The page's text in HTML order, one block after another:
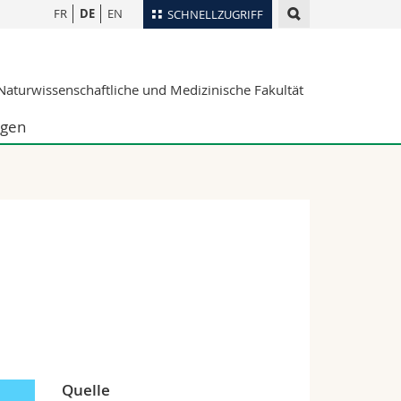
SCHNELLZUGRIFF
Ortsplan
Webmail
FR DE EN
und Medizinische Fakultät
Quelle